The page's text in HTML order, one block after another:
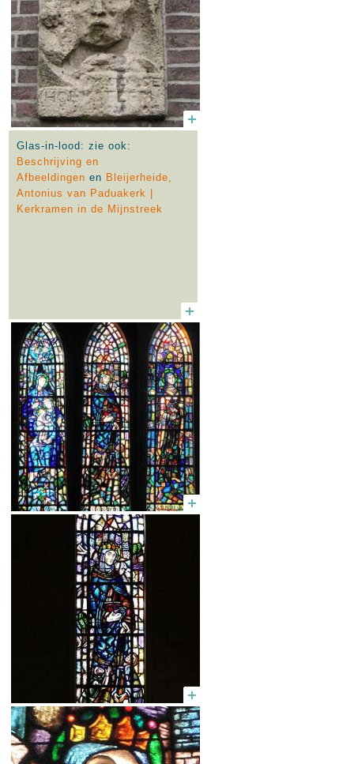
Glas-in-lood: zie ook:
Beschrijving en
Afbeeldingen en Bleijerheide,
Antonius van Paduakerk |
Kerkramen in de Mijnstreek